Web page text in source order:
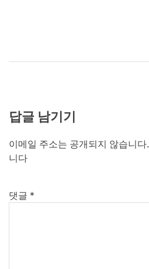
답글 남기기
이메일 주소는 공개되지 않습니다.
니다
댓글 *